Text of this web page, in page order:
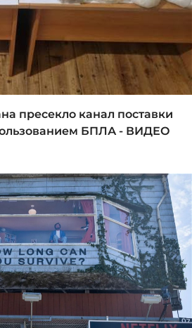
пресекло канал поставки
БПЛА - ВИДЕО